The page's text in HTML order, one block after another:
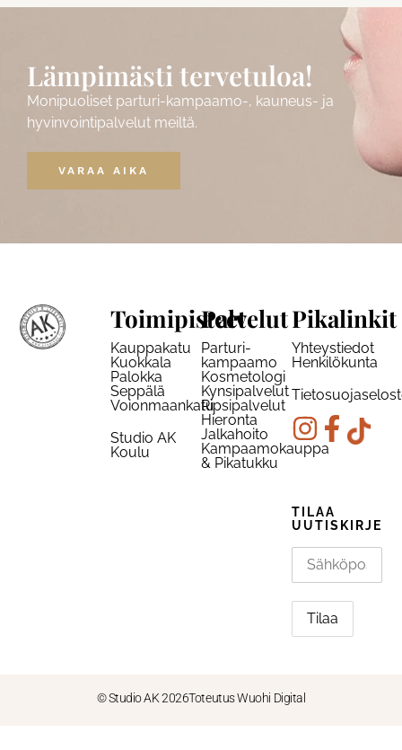
Lämpimästi tervetuloa!
Monipuoliset parturi-kampaamo-, kauneus- ja
hyvinvointipalvelut meiltä.
VARAA AIKA
Toimipisteet
Kauppakatu
Kuokkala
Palokka
Seppälä
Voionmaankatu
Studio AK
Koulu
Palvelut
Parturi-
kampaamo
Kosmetologi
Kynsipalvelut
Ripsipalvelut
Hieronta
Jalkahoito
Kampaamokauppa
& Pikatukku
Pikalinkit
Yhteystiedot
Henkilökunta
TILAA
UUTISKIRJE
© Studio AK 2026Toteutus Wuohi Digital